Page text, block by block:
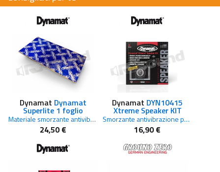
Dynamat Dynamat
Superlite 1 foglio
Materiale smorzante antivibrazione leggero per insonorizzazione auto
24,50 €
Dynamat DYN10415
Xtreme Speaker KIT
Smorzante antivibrazione per altoparlanti auto
16,90 €